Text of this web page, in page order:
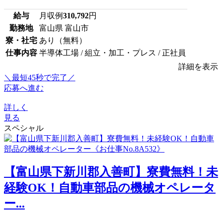
給与 月収例310,792円
勤務地
富山県 富山市
寮・社宅 あり（無料）
仕事内容 半導体工場 / 組立・加工・プレス / 正社員
詳細を表示
＼最短45秒で完了／
応募へ進む
詳しく
見る
スペシャル
【富山県下新川郡入善町】寮費無料！未
経験OK！自動車部品の機械オペレータ
ー...